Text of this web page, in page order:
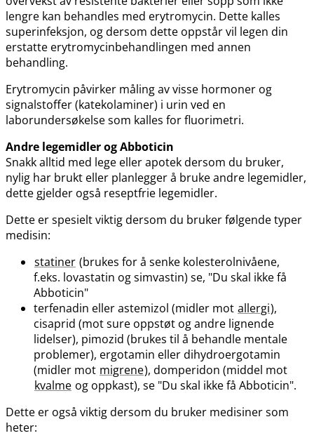
lengre kan behandles med erytromycin. Dette kalles
superinfeksjon, og dersom dette oppstår vil legen din
erstatte erytromycinbehandlingen med annen
behandling.
Erytromycin påvirker måling av visse hormoner og
signalstoffer (katekolaminer) i urin ved en
laborundersøkelse som kalles for fluorimetri.
Andre legemidler og Abboticin
Snakk alltid med lege eller apotek dersom du bruker,
nylig har brukt eller planlegger å bruke andre legemidler,
dette gjelder også reseptfrie legemidler.
Dette er spesielt viktig dersom du bruker følgende typer
medisin:
statiner (brukes for å senke kolesterolnivåene,
f.eks. lovastatin og simvastin) se, "Du skal ikke få
Abboticin"
terfenadin eller astemizol (midler mot allergi),
cisaprid (mot sure oppstøt og andre lignende
lidelser), pimozid (brukes til å behandle mentale
problemer), ergotamin eller dihydroergotamin
(midler mot migrene), domperidon (middel mot
kvalme og oppkast), se "Du skal ikke få Abboticin".
Dette er også viktig dersom du bruker medisiner som
heter: